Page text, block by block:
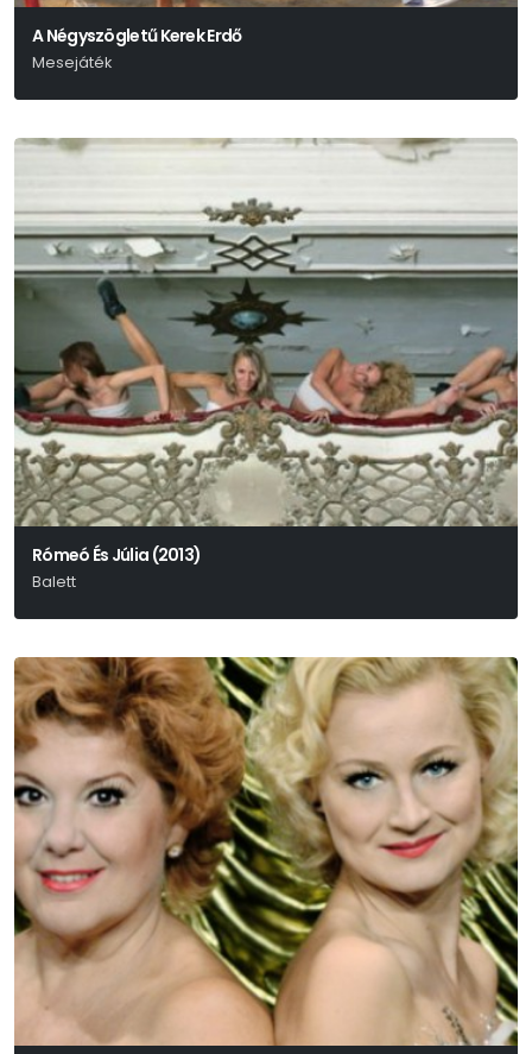
A Négyszögletű Kerek Erdő
Mesejáték
Rómeó És Júlia (2013)
Balett